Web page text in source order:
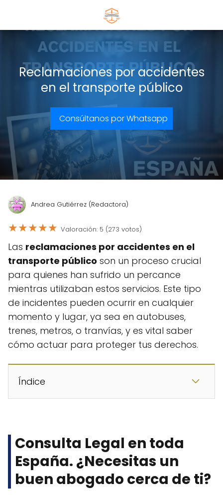
Reclamaciones por accidentes
en el transporte público
Consúltanos por Whatsapp
Andrea Gutiérrez (Redactora)
★★★★★ Valoración: 5 (273 votos)
Las reclamaciones por accidentes en el
transporte público son un proceso crucial
para quienes han sufrido un percance
mientras utilizaban estos servicios. Este tipo
de incidentes pueden ocurrir en cualquier
momento y lugar, ya sea en autobuses,
trenes, metros, o tranvías, y es vital saber
cómo actuar para proteger tus derechos.
Índice
Consulta Legal en toda
España. ¿Necesitas un
buen abogado cerca de ti?​